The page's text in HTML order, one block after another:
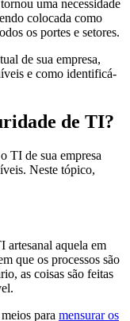
uma necessidade
colocada como
os portes e setores.
de sua empresa,
e como identificá-
de TI?
TI de sua empresa
Neste tópico,
artesanal aquela em
que os processos são
as coisas são feitas
para mensurar os